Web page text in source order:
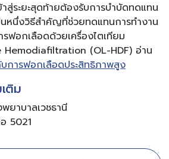
าสู่ระยะสุดท้ายต้องรับการบำบัดทดแทน
หนึ่งวิธีสำคัญที่ช่วยทดแทนการทำงาน
ฟอกเลือดด้วยเครื่องไตเทียม
Hemodiafiltration (OL-HDF) อ่าน
บการฟอกเลือดประสิทธิภาพสูง
ติม
ยาบาลเวชธานี
5021